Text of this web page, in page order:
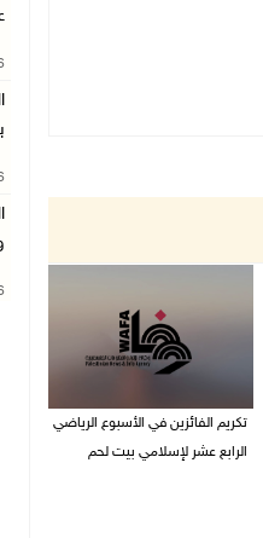
تكريم الفائزين في الأسبوع الرياضي
الرابع عشر لإسلامي بيت لحم